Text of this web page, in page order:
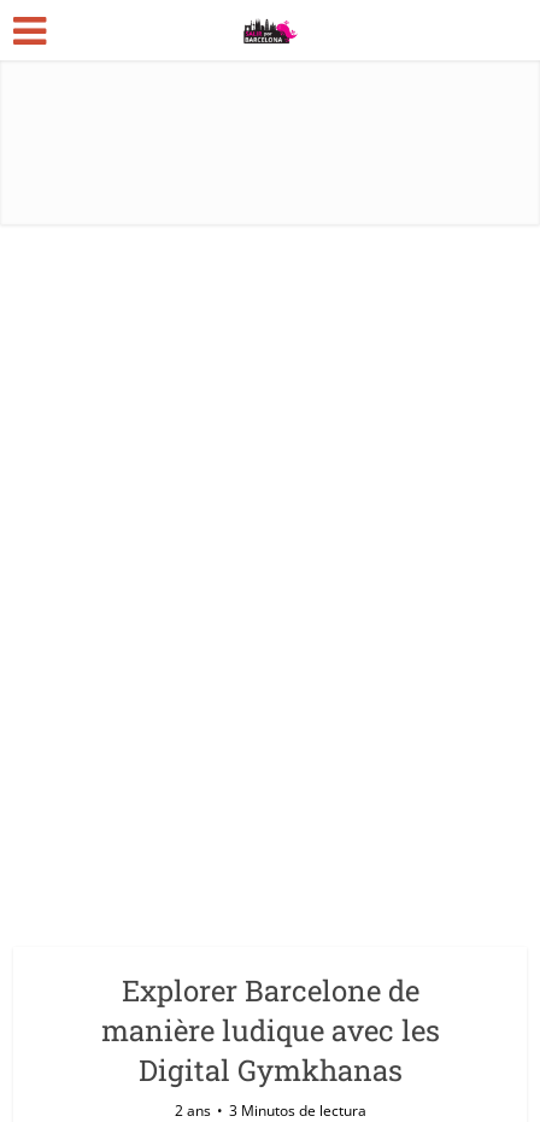
Explorer Barcelone de
manière ludique avec les
Digital Gymkhanas
2 ans 3 Minutos de lectura